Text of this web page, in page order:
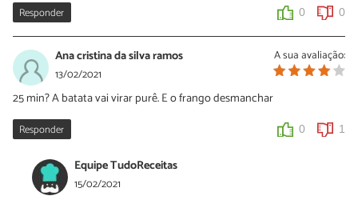
Responder 0 0
A sua avaliação:
Ana cristina da silva ramos
13/02/2021
25 min? A batata vai virar purê. E o frango desmanchar
Responder 0 1
Equipe TudoReceitas
15/02/2021